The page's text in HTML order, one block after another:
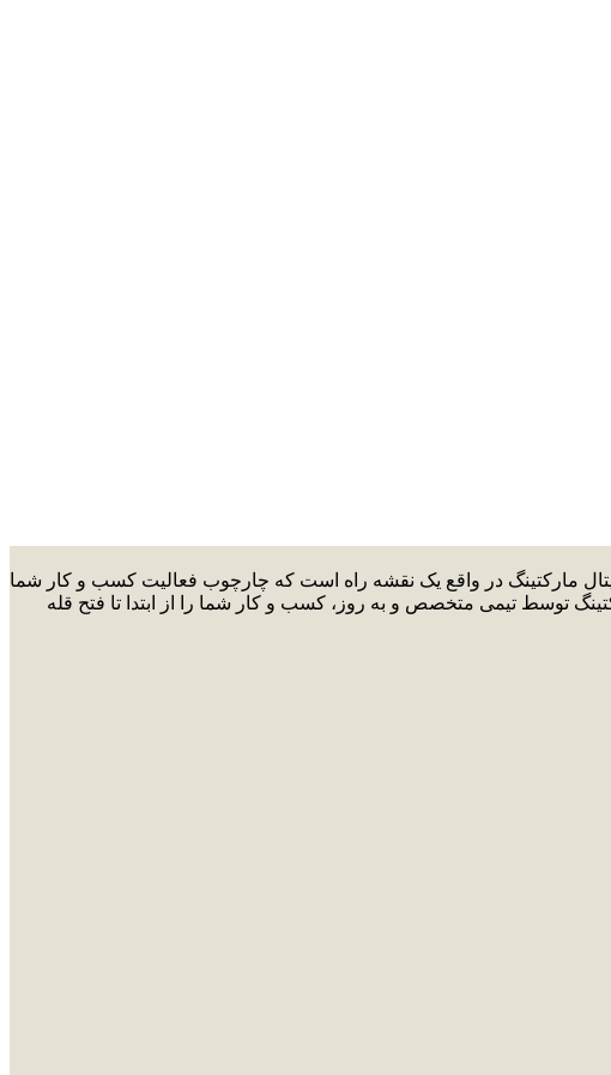
مارکتینگ در واقع یک نقشه راه است که چارچوب فعالیت کسب و کار شما
توسط تیمی متخصص و به روز، کسب و کار شما را از ابتدا تا فتح قله